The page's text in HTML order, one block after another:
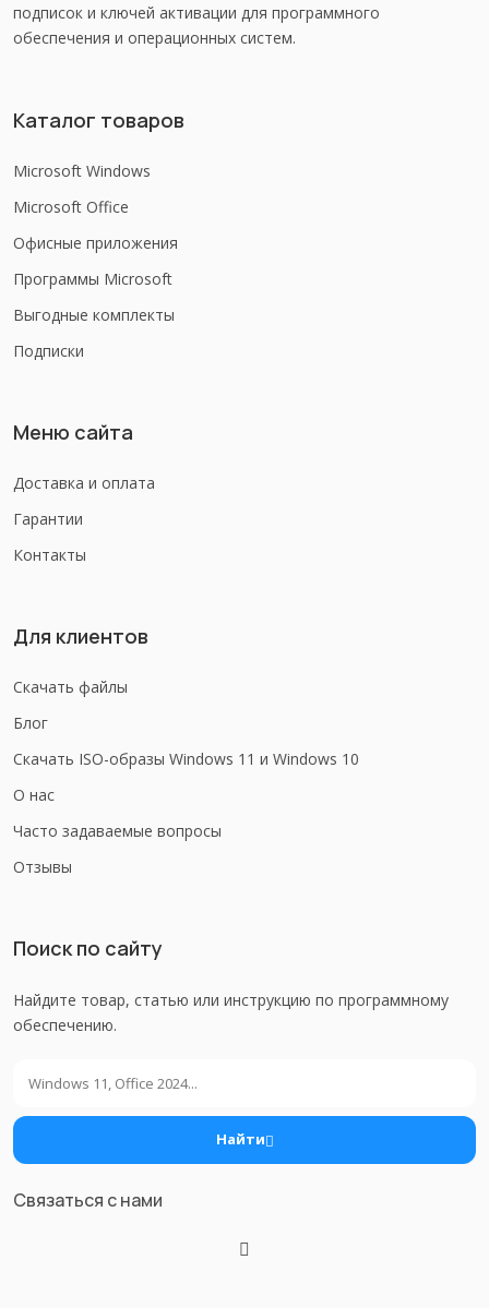
подписок и ключей активации для программного
обеспечения и операционных систем.
Каталог товаров
Microsoft Windows
Microsoft Office
Офисные приложения
Программы Microsoft
Выгодные комплекты
Подписки
Меню сайта
Доставка и оплата
Гарантии
Контакты
Для клиентов
Скачать файлы
Блог
Скачать ISO-образы Windows 11 и Windows 10
О нас
Часто задаваемые вопросы
Отзывы
Поиск по сайту
Найдите товар, статью или инструкцию по программному
обеспечению.
Найти
Связаться с нами